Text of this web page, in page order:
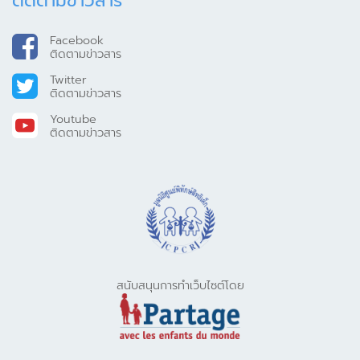
Facebook
ติดตามข่าวสาร
Twitter
ติดตามข่าวสาร
Youtube
ติดตามข่าวสาร
สนับสนุนการทำเว็บไซต์โดย